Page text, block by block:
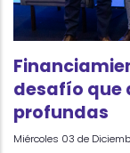
desafío que
profundas
Miércoles 03 de